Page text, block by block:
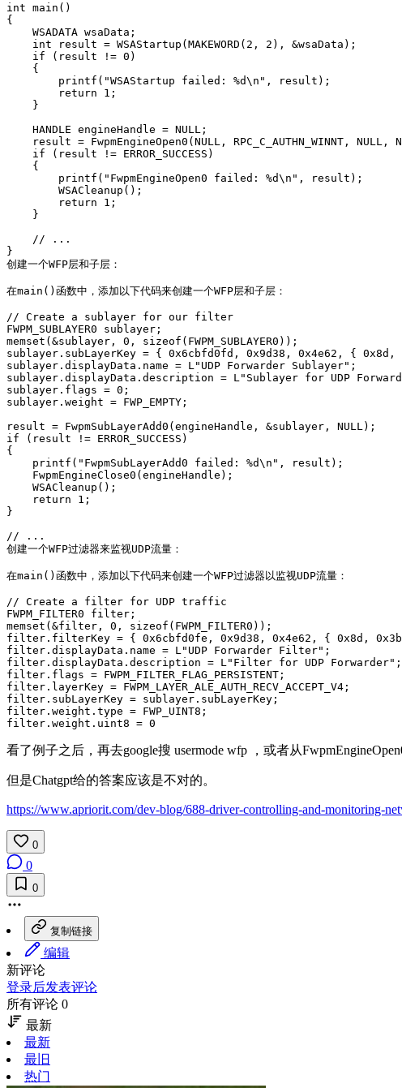
int main()
{
    WSADATA wsaData;
    int result = WSAStartup(MAKEWORD(2, 2), &wsaData);
    if (result != 0)
    {
        printf("WSAStartup failed: %d\n", result);
        return 1;
    }
    HANDLE engineHandle = NULL;
result = FwpmEngineOpen0(NULL, RPC_C_AUTHN_WINNT, NULL,
    if (result != ERROR_SUCCESS)
    {
        printf("FwpmEngineOpen0 failed: %d\n", result);
        WSACleanup();
        return 1;
    }
    // ...
}
创建一个WFP层和子层：
在main()函数中，添加以下代码来创建一个WFP层和子层：
// Create a sublayer for our filter
FWPM_SUBLAYER0 sublayer;
memset(&sublayer, 0, sizeof(FWPM_SUBLAYER0));
sublayer.subLayerKey = { 0x6cbfd0fd, 0x9d38, 0x4e62, {
sublayer.displayData.name = L"UDP Forwarder Sublayer";
sublayer.displayData.description = L"Sublayer for UDP
sublayer.flags = 0;
sublayer.weight = FWP_EMPTY;
result = FwpmSubLayerAdd0(engineHandle, &sublayer, NULL);
if (result != ERROR_SUCCESS)
{
    printf("FwpmSubLayerAdd0 failed: %d\n", result);
    FwpmEngineClose0(engineHandle);
    WSACleanup();
    return 1;
}
// ...
创建一个WFP过滤器来监视UDP流量：
在main()函数中，添加以下代码来创建一个WFP过滤器以监视UDP流量：
// Create a filter for UDP traffic
FWPM_FILTER0 filter;
memset(&filter, 0, sizeof(FWPM_FILTER0));
filter.filterKey = { 0x6cbfd0fe, 0x9d38, 0x4e62, { 0x8d,
filter.displayData.name = L"UDP Forwarder Filter";
filter.displayData.description = L"Filter for UDP Forwarder";
filter.flags = FWPM_FILTER_FLAG_PERSISTENT;
filter.layerKey = FWPM_LAYER_ALE_AUTH_RECV_ACCEPT_V4;
filter.subLayerKey = sublayer.subLayerKey;
filter.weight.type = FWP_UINT8;
看了例子之后，再去google搜 usermode wfp ，或者从
但是Chatgpt给的答案应该是不对的。
https://www.apriorit.com/dev-blog/688-driver-controlling-and-monitoring-
0
0
0
复制链接
编辑
新评论
登录后发表评论
所有评论 0
最新
最新
最旧
热门